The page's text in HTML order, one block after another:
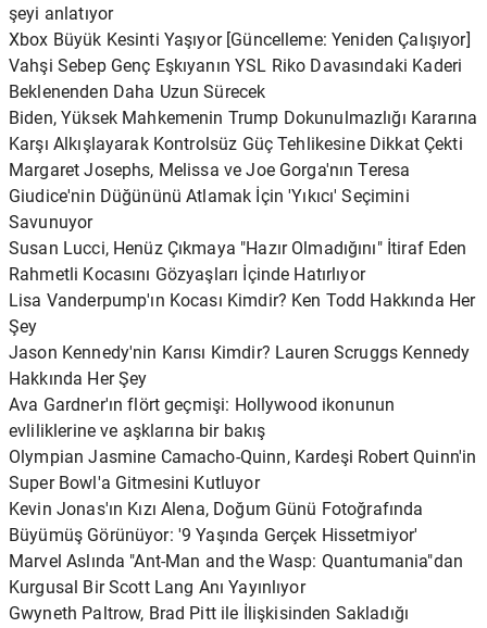
şeyi anlatıyor
Xbox Büyük Kesinti Yaşıyor [Güncelleme: Yeniden Çalışıyor]
Vahşi Sebep Genç Eşkıyanın YSL Riko Davasındaki Kaderi
Beklenenden Daha Uzun Sürecek
Biden, Yüksek Mahkemenin Trump Dokunulmazlığı Kararına
Karşı Alkışlayarak Kontrolsüz Güç Tehlikesine Dikkat Çekti
Margaret Josephs, Melissa ve Joe Gorga'nın Teresa
Giudice'nin Düğününü Atlamak İçin 'Yıkıcı' Seçimini
Savunuyor
Susan Lucci, Henüz Çıkmaya "Hazır Olmadığını" İtiraf Eden
Rahmetli Kocasını Gözyaşları İçinde Hatırlıyor
Lisa Vanderpump'ın Kocası Kimdir? Ken Todd Hakkında Her
Şey
Jason Kennedy'nin Karısı Kimdir? Lauren Scruggs Kennedy
Hakkında Her Şey
Ava Gardner'ın flört geçmişi: Hollywood ikonunun
evliliklerine ve aşklarına bir bakış
Olympian Jasmine Camacho-Quinn, Kardeşi Robert Quinn'in
Super Bowl'a Gitmesini Kutluyor
Kevin Jonas'ın Kızı Alena, Doğum Günü Fotoğrafında
Büyümüş Görünüyor: '9 Yaşında Gerçek Hissetmiyor'
Marvel Aslında "Ant-Man and the Wasp: Quantumania"dan
Kurgusal Bir Scott Lang Anı Yayınlıyor
Gwyneth Paltrow, Brad Pitt ile İlişkisinden Sakladığı